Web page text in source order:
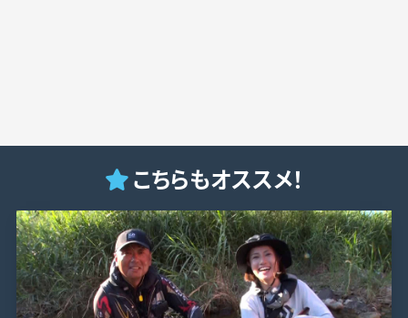
こちらもオススメ！